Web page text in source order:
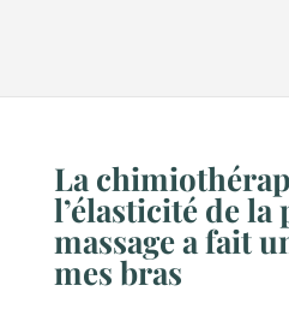
La
l’élasticité de la
massage a fait
mes bras